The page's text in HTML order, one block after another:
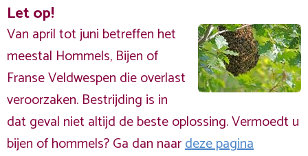
Let op!
Van april tot juni betreffen het
meestal Hommels, Bijen of
Franse Veldwespen die overlast
veroorzaken. Bestrijding is in
dat geval niet altijd de beste oplossing. Vermoedt u
bijen of hommels? Ga dan naardeze pagina